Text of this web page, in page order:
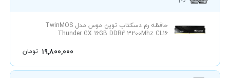
19,800,000 تومان
حافظه رم دسکتاپ توین موس مدل TwinMOS
Thunder GX 16GB DDR4 3200Mhz CL16